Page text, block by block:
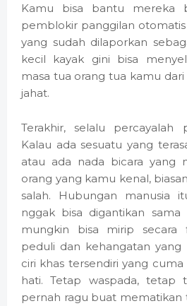
Kamu bisa bantu mereka
pemblokir panggilan
yang sudah dilaporkan
kecil kayak gini bisa
masa tua orang tua kamu
jahat.
Terakhir, selalu percayalah
Kalau ada sesuatu yang
atau ada nada bicara yang
orang yang kamu kenal,
salah. Hubungan manusia
nggak bisa digantikan sama
mungkin bisa mirip secara
peduli dan kehangatan
ciri khas tersendiri yang cuma
hati. Tetap waspada, tetap
pernah ragu buat mematikan